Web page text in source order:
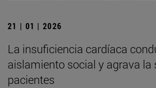
21 | 01 | 2026
La insuficiencia cardíaca
aislamiento social y agrava la
pacientes